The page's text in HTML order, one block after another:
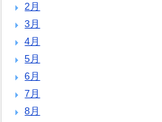
2月
3月
4月
5月
6月
7月
8月